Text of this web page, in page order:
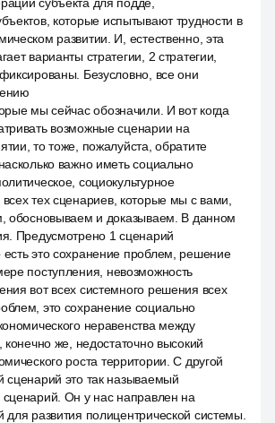
которые испытывают трудности в
развитии. И, естественно, эта
варианты стратегии, 2 стратегии,
Безусловно, все они
мы сейчас обозначили. И вот когда
возможные сценарии на
то тоже, пожалуйста, обратите
важно иметь социально
социокультурное
тех сценариев, которые мы с вами,
обосновываем и доказываем. В данном
Предусмотрено 1 сценарий
это сохранение проблем, решение
поступления, невозможность
вот всех системного решения всех
это сохранение социально
неравенства между
конечно же, недостаточно высокий
роста территории. С другой
сценарий это так называемый
сценарий. Он у нас направлен на
для развития полицентрической системы.